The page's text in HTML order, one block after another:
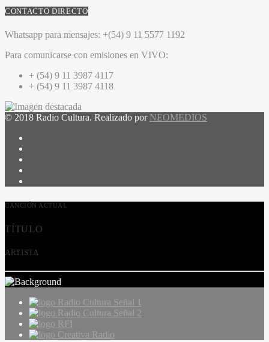
CONTACTO DIRECTO
Whatsapp para mensajes: +(54) 9 11 5577 1192
Para comunicarse con emisiones en VIVO:
+ (54) 9 11 3987 4117
+ (54) 9 11 3987 4118
© 2018 Radio Cultura. Realizado por NEOMEDIOS
CANCIÓN ACTUAL
TÍTULO
ARTISTA
Radio Cultura Señal 1
Radio Cultura Señal 2
RFI
Creativa Radio